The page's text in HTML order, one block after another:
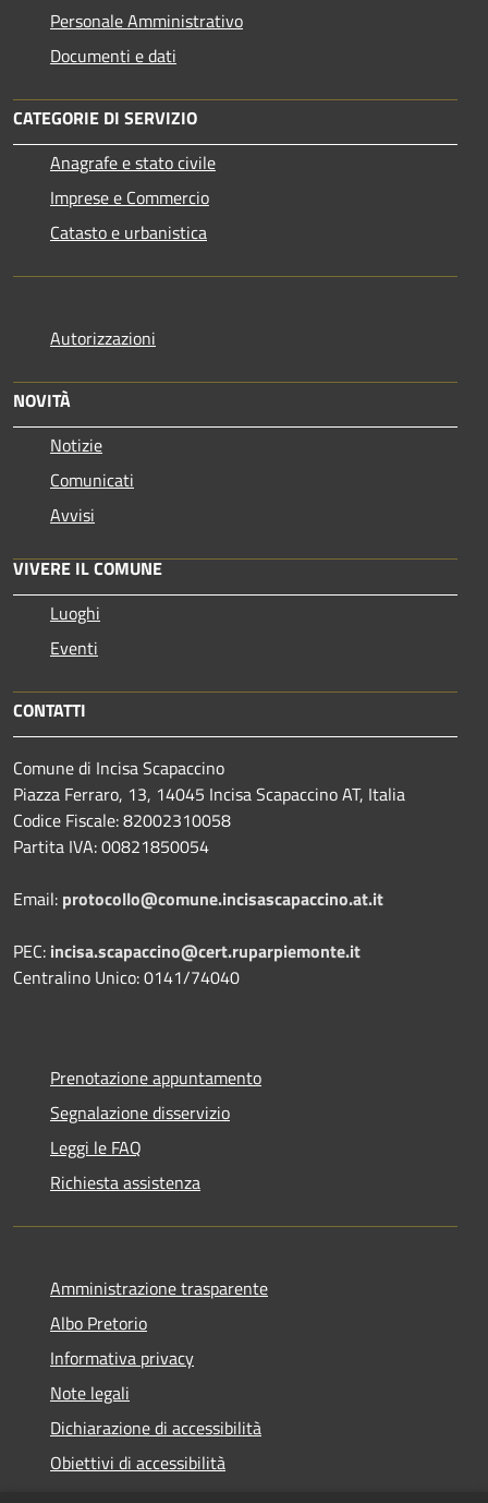
Personale Amministrativo
Documenti e dati
CATEGORIE DI SERVIZIO
Anagrafe e stato civile
Imprese e Commercio
Catasto e urbanistica
Autorizzazioni
NOVITÀ
Notizie
Comunicati
Avvisi
VIVERE IL COMUNE
Luoghi
Eventi
CONTATTI
Comune di Incisa Scapaccino
Piazza Ferraro, 13, 14045 Incisa Scapaccino AT, Italia
Codice Fiscale: 82002310058
Partita IVA: 00821850054
Email: protocollo@comune.incisascapaccino.at.it
PEC: incisa.scapaccino@cert.ruparpiemonte.it
Centralino Unico: 0141/74040
Prenotazione appuntamento
Segnalazione disservizio
Leggi le FAQ
Richiesta assistenza
Amministrazione trasparente
Albo Pretorio
Informativa privacy
Note legali
Dichiarazione di accessibilità
Obiettivi di accessibilità